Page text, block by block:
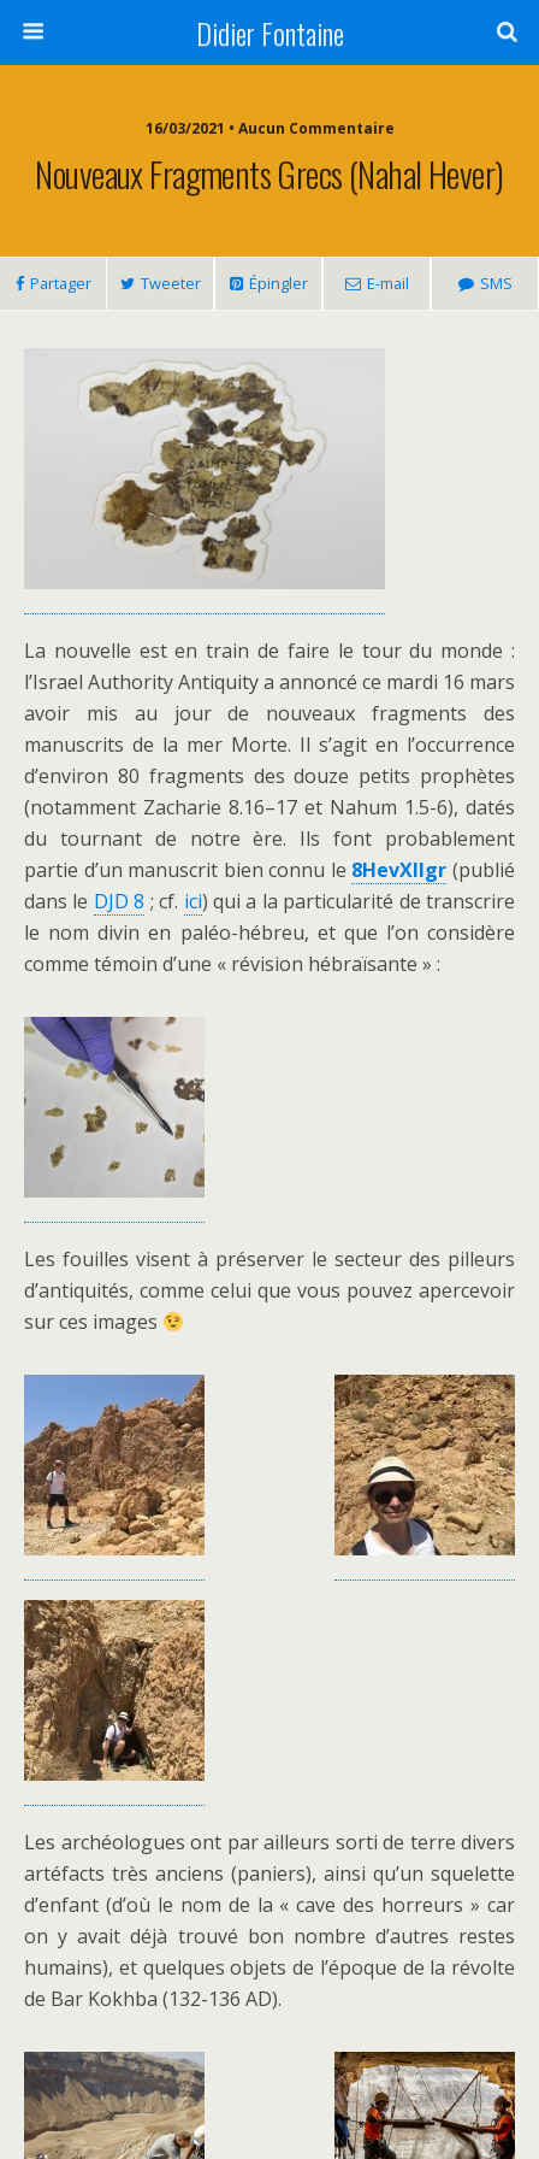
Didier Fontaine
16/03/2021 • Aucun Commentaire
Nouveaux Fragments Grecs (Nahal Hever)
Partager Tweeter Épingler E-mail SMS
La nouvelle est en train de faire le tour du monde :
l’Israel Authority Antiquity a annoncé ce mardi 16 mars
avoir mis au jour de nouveaux fragments des
manuscrits de la mer Morte. Il s’agit en l’occurrence
d’environ 80 fragments des douze petits prophètes
(notamment Zacharie 8.16–17 et Nahum 1.5-6), datés
du tournant de notre ère. Ils font probablement
partie d’un manuscrit bien connu le 8HevXIIgr (publié
dans le DJD 8 ; cf. ici) qui a la particularité de transcrire
le nom divin en paléo-hébreu, et que l’on considère
comme témoin d’une « révision hébraïsante » :
Les fouilles visent à préserver le secteur des pilleurs
d’antiquités, comme celui que vous pouvez apercevoir
sur ces images
Les archéologues ont par ailleurs sorti de terre divers
artéfacts très anciens (paniers), ainsi qu’un squelette
d’enfant (d’où le nom de la « cave des horreurs » car
on y avait déjà trouvé bon nombre d’autres restes
humains), et quelques objets de l’époque de la révolte
de Bar Kokhba (132-136 AD).